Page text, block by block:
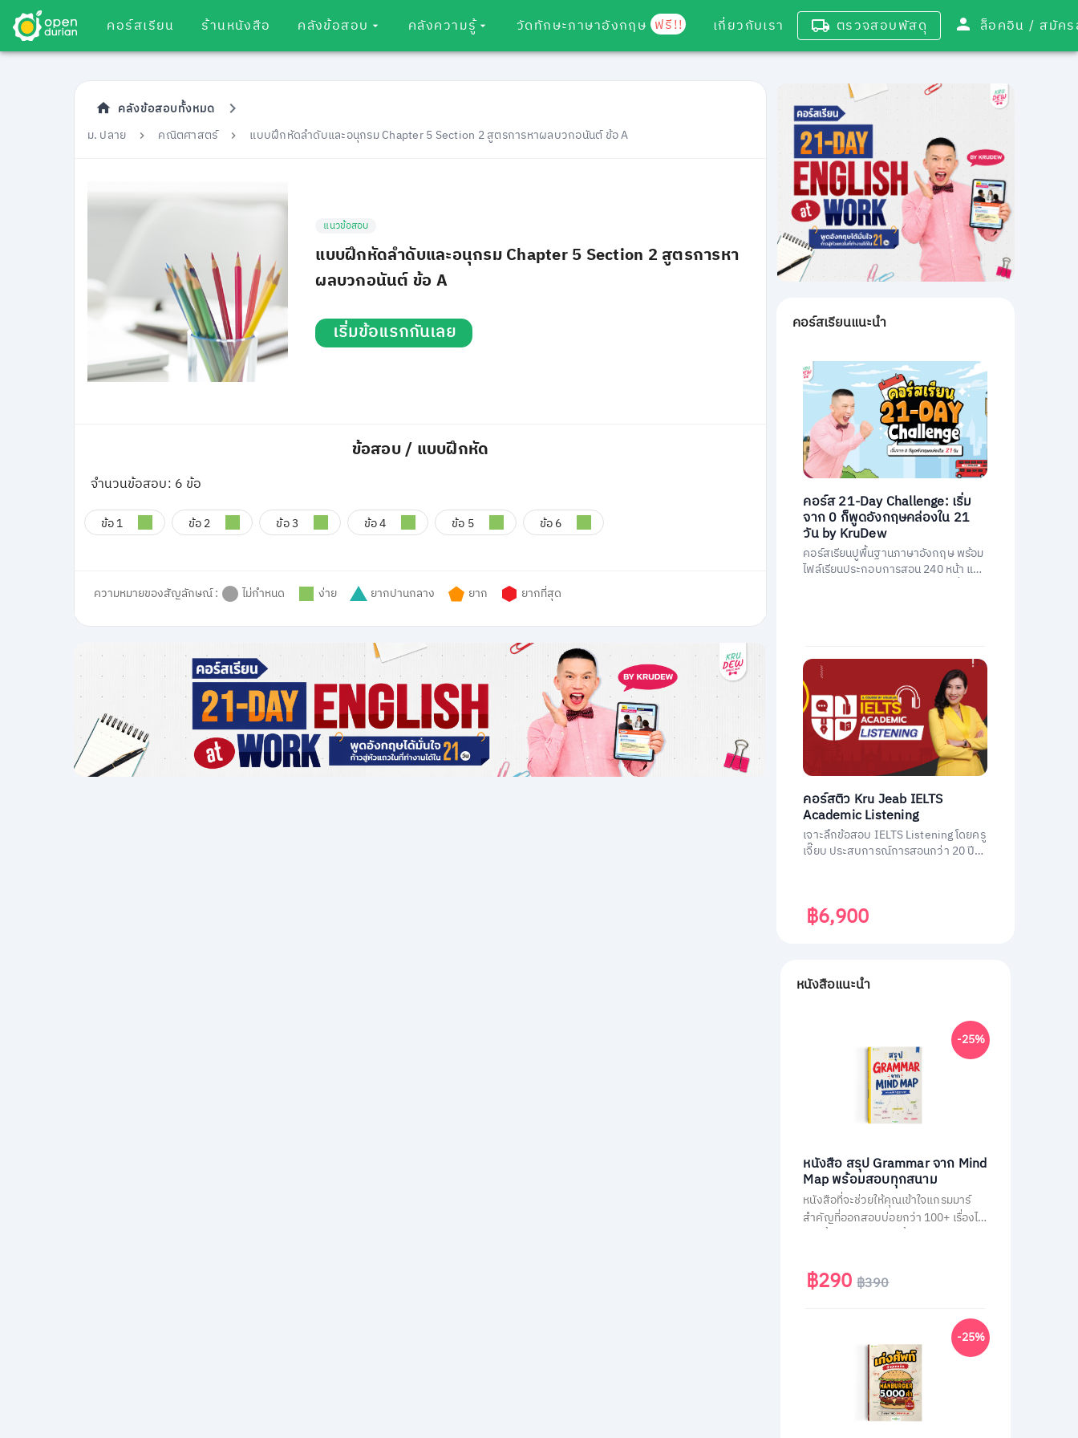
คอร์สเรียน ร้านหนังสือ คลังข้อสอบ คลังความรู้ วัดทักษะภาษาอังกฤษ ฟรี!! เกี่ยวกับเรา ตรวจสอบพัสดุ ล็อคอิน /
คลังข้อสอบทั้งหมด
ม. ปลาย
คณิตศาสตร์ แบบฝึกหัดลำดับและอนุกรม Chapter 5 Section 2 สูตรการหาผลบวกอนันต์ ข้อ A
แนวข้อสอบ
แบบฝึกหัดลำดับและอนุกรม Chapter 5 Section 2 สูตรการหา
ผลบวกอนันต์ ข้อ A
เริ่มข้อแรกกันเลย
ข้อสอบ / แบบฝึกหัด
จำนวนข้อสอบ: 6 ข้อ
ข้อ 1 ข้อ 2 ข้อ 3 ข้อ 4 ข้อ 5 ข้อ 6
ความหมายของสัญลักษณ์ : ไม่กำหนด ง่าย ยากปานกลาง ยาก ยากที่สุด
คอร์สเรียนแนะนำ
คอร์ส 21-Day Challenge: เริ่ม
จาก 0 ก็พูดอังกฤษคล่องใน 21
วัน by KruDew
คอร์สเรียนปูพื้นฐานภาษาอังกฤษ พร้อม
ไฟล์เรียนประกอบการสอน 240 หน้า และ
คอร์สติว Kru Jeab IELTS
Academic Listening
เจาะลึกข้อสอบ IELTS Listening โดยครู
เจี๊ยบ ประสบการณ์การสอนกว่า 20 ปี
฿6,900
หนังสือแนะนำ
หนังสือ สรุป Grammar จาก Mind
Map พร้อมสอบทุกสนาม
หนังสือที่จะช่วยให้คุณเข้าใจแกรมมาร์
สำคัญที่ออกสอบบ่อยกว่า 100+ เรื่องได้
ที่มาพร้อมกับการคัดกรองเนื้อหาแยก
ตามสนามสอบ และแบบฝึกหัดทบทวน
-25%
฿290฿390
-25%